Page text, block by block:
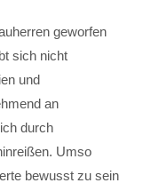
geworfen
sich nicht
und
an
durch
Umso
bewusst zu sein